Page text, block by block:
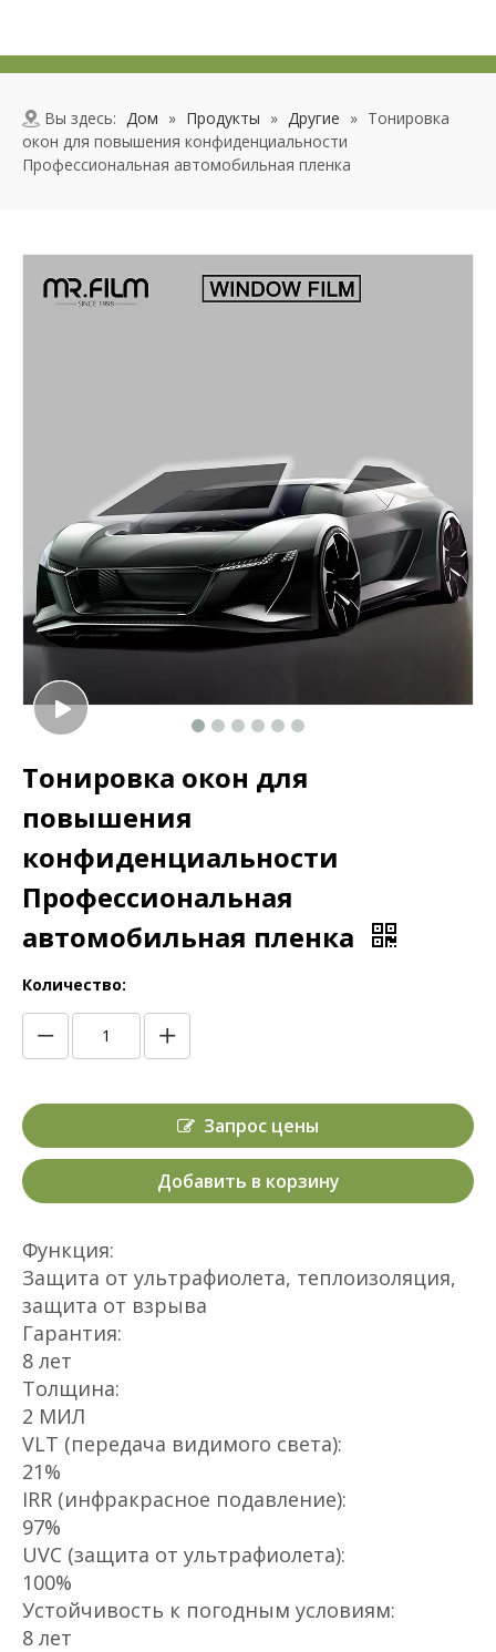
Вы здесь: Дом » Продукты » Другие » Тонировка
окон для повышения конфиденциальности
Профессиональная автомобильная пленка
Тонировка окон для
повышения
конфиденциальности
Профессиональная
автомобильная пленка
Количество:
Запрос цены
Добавить в корзину
Функция:
Защита от ультрафиолета, теплоизоляция,
защита от взрыва
Гарантия:
8 лет
Толщина:
2 МИЛ
VLT (передача видимого света):
21%
IRR (инфракрасное подавление):
97%
UVC (защита от ультрафиолета):
100%
Устойчивость к погодным условиям:
8 лет